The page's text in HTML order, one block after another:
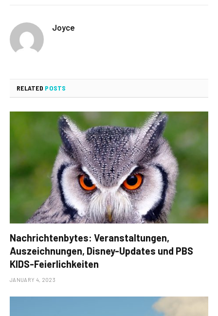
Joyce
RELATED POSTS
Nachrichtenbytes: Veranstaltungen,
Auszeichnungen, Disney-Updates und PBS
KIDS-Feierlichkeiten
JANUARY 4, 2023